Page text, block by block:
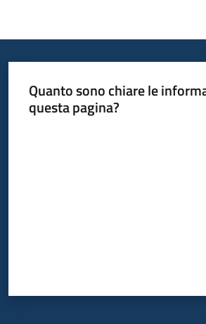
Informazioni
Quanto sono chiare le
questa pagina?